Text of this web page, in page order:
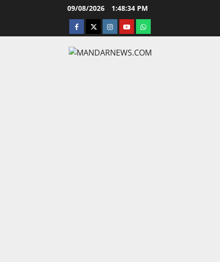
09/08/2026 1:48:35 PM
facebooktwitterinstagram.com
youtubewhatsapp